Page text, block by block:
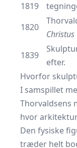
1819
1820
Christus
1839
efter.
Hvorfor
I samspillet
Thorvaldsens
hvor
Den fysiske
træder helt